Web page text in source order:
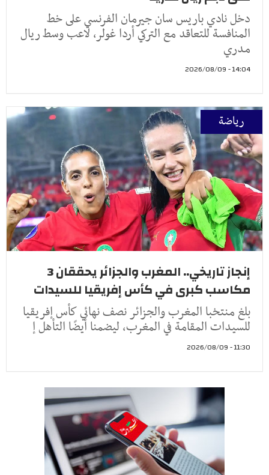
دخل نادي باريس سان جيرمان الفرنسي على خط
المنافسة للتعاقد مع التركي أردا غولر، لاعب وسط ريال
مدري
14:04 - 2026/08/09
رياضة
إنجاز تاريخي.. المغرب والجزائر يحققان 3
مكاسب كبرى في كأس إفريقيا للسيدات
بلغ منتخبا المغرب والجزائر نصف نهائي كأس إفريقيا
للسيدات المقامة في المغرب، ليضمنا أيضًا التأهل إ
11:30 - 2026/08/09